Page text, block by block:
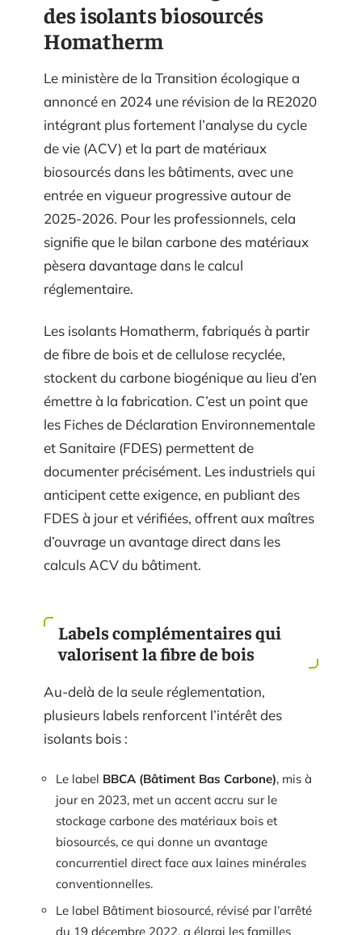
des isolants biosourcés
Homatherm
Le ministère de la Transition écologique a
annoncé en 2024 une révision de la RE2020
intégrant plus fortement l’analyse du cycle
de vie (ACV) et la part de matériaux
biosourcés dans les bâtiments, avec une
entrée en vigueur progressive autour de
2025-2026. Pour les professionnels, cela
signifie que le bilan carbone des matériaux
pèsera davantage dans le calcul
réglementaire.
Les isolants Homatherm, fabriqués à partir
de fibre de bois et de cellulose recyclée,
stockent du carbone biogénique au lieu d’en
émettre à la fabrication. C’est un point que
les Fiches de Déclaration Environnementale
et Sanitaire (FDES) permettent de
documenter précisément. Les industriels qui
anticipent cette exigence, en publiant des
FDES à jour et vérifiées, offrent aux maîtres
d’ouvrage un avantage direct dans les
calculs ACV du bâtiment.
Labels complémentaires qui
valorisent la fibre de bois
Au-delà de la seule réglementation,
plusieurs labels renforcent l’intérêt des
isolants bois :
Le label BBCA (Bâtiment Bas Carbone), mis à
jour en 2023, met un accent accru sur le
stockage carbone des matériaux bois et
biosourcés, ce qui donne un avantage
concurrentiel direct face aux laines minérales
conventionnelles.
Le label Bâtiment biosourcé, révisé par l’arrêté
du 19 décembre 2022, a élargi les familles